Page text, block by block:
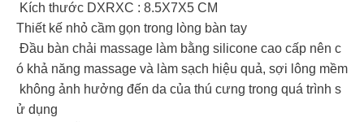
Kích thước DXRXC : 8.5X7X5 CM
Thiết kế nhỏ cầm gọn trong lòng bàn tay
Đầu bàn chải massage làm bằng silicone cao cấp nên c
ó khả năng massage và làm sạch hiệu quả, sợi lông mềm
không ảnh hưởng đến da của thú cưng trong quá trình s
ử dụng